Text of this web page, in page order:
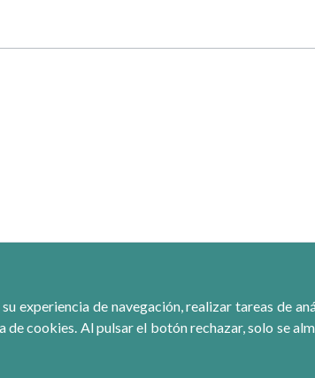
experiencia de navegación, realizar tareas de
cookies. Al pulsar el botón rechazar, solo se